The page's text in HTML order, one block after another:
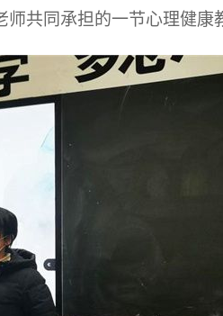
共同承担的一节心理健康